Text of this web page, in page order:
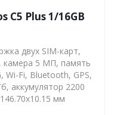
C5 Plus 1/16GB
двух SIM-карт,
камера 5 МП, память
Wi-Fi, Bluetooth, GPS,
аккумулятор 2200
мм